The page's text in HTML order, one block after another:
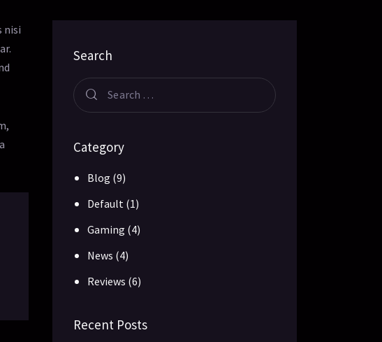
nisi
Search
Category
Blog (9)
Default(1)
Gaming (4)
News (4)
Reviews (6)
Recent Posts